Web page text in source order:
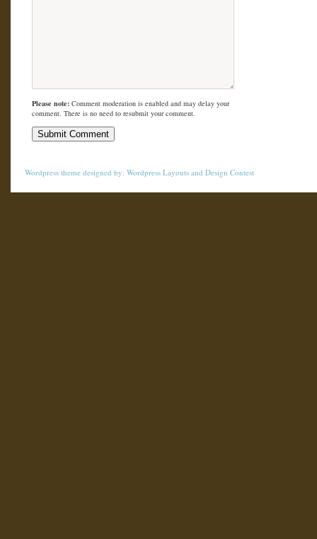
Please note: Comment moderation is enabled and may delay your
comment. There is no need to resubmit your comment.
Wordpress theme designed by: Wordpress Layouts and Design Contest